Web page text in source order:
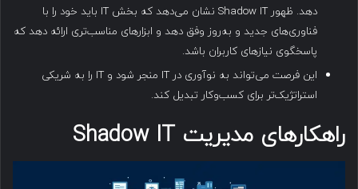
دهد. ظهور Shadow IT نشان می‌دهد که بخش IT باید خود را با
فناوری‌های جدید و به‌روز وفق دهد و ابزارهای مناسب‌تری ارائه دهد که
پاسخگوی نیازهای کاربران باشد.
این فرصت می‌تواند به نوآوری در IT منجر شود و IT را به شریکی
استراتژیک‌تر برای کسب‌وکار تبدیل کند.
راهکارهای مدیریت Shadow IT